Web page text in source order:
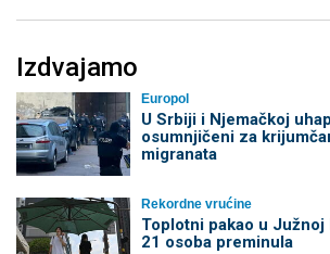
Izdvajamo
Europol
U Srbiji i Njemačkoj
osumnjičeni za
migranata
Rekordne vrućine
Toplotni pakao u Južnoj
21 osoba preminula